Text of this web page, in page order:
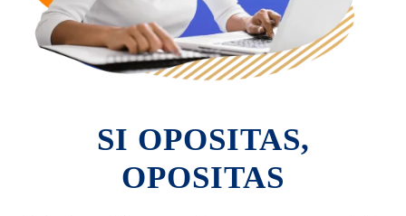
SI OPOSITAS,
OPOSITAS